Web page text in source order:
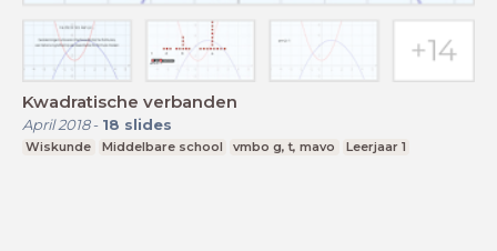
Kwadratische verbanden
April 2018- 18 slides
Wiskunde Middelbare school vmbo g, t, mavo Leerjaar 1